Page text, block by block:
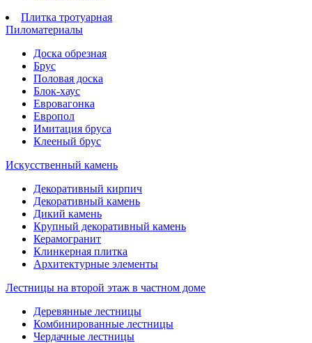
Плитка тротуарная
Пиломатериалы
Доска обрезная
Брус
Половая доска
Блок-хаус
Евровагонка
Европол
Имитация бруса
Клееный брус
Искусственный камень
Декоративный кирпич
Декоративный камень
Дикий камень
Крупный декоративный камень
Керамогранит
Клинкерная плитка
Архитектурные элементы
Лестницы на второй этаж в частном доме
Деревянные лестницы
Комбинированные лестницы
Чердачные лестницы